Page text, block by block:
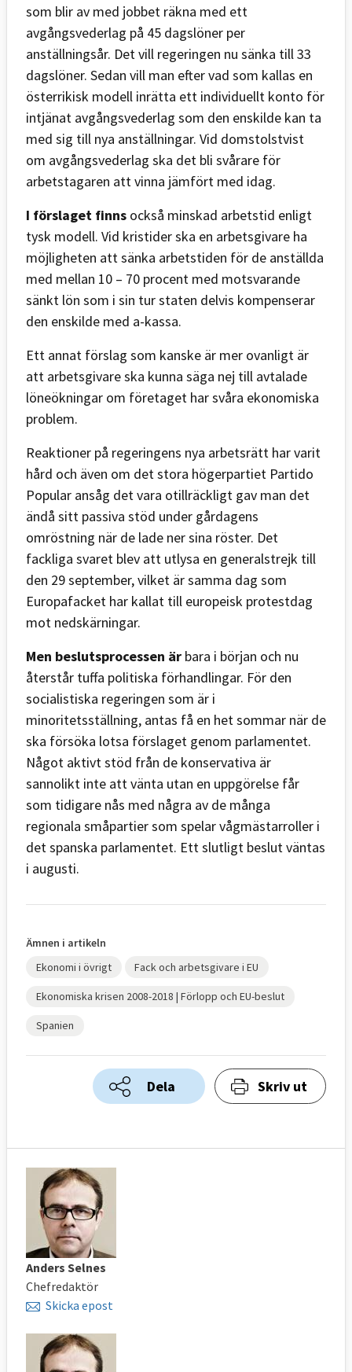
som blir av med jobbet räkna med ett
avgångsvederlag på 45 dagslöner per
anställningsår. Det vill regeringen nu sänka till 33
dagslöner. Sedan vill man efter vad som kallas en
österrikisk modell inrätta ett individuellt konto för
intjänat avgångsvederlag som den enskilde kan ta
med sig till nya anställningar. Vid domstolstvist
om avgångsvederlag ska det bli svårare för
arbetstagaren att vinna jämfört med idag.
I förslaget finns också minskad arbetstid enligt
tysk modell. Vid kristider ska en arbetsgivare ha
möjligheten att sänka arbetstiden för de anställda
med mellan 10 – 70 procent med motsvarande
sänkt lön som i sin tur staten delvis kompenserar
den enskilde med a-kassa.
Ett annat förslag som kanske är mer ovanligt är
att arbetsgivare ska kunna säga nej till avtalade
löneökningar om företaget har svåra ekonomiska
problem.
Reaktioner på regeringens nya arbetsrätt har varit
hård och även om det stora högerpartiet Partido
Popular ansåg det vara otillräckligt gav man det
ändå sitt passiva stöd under gårdagens
omröstning när de lade ner sina röster. Det
fackliga svaret blev att utlysa en generalstrejk till
den 29 september, vilket är samma dag som
Europafacket har kallat till europeisk protestdag
mot nedskärningar.
Men beslutsprocessen är bara i början och nu
återstår tuffa politiska förhandlingar. För den
socialistiska regeringen som är i
minoritetsställning, antas få en het sommar när de
ska försöka lotsa förslaget genom parlamentet.
Något aktivt stöd från de konservativa är
sannolikt inte att vänta utan en uppgörelse får
som tidigare nås med några av de många
regionala småpartier som spelar vågmästarroller i
det spanska parlamentet. Ett slutligt beslut väntas
i augusti.
Ämnen i artikeln
Ekonomi i övrigt
Fack och arbetsgivare i EU
Ekonomiska krisen 2008-2018 | Förlopp och EU-beslut
Spanien
Dela Skriv ut
Anders Selnes
Chefredaktör
Skicka epost